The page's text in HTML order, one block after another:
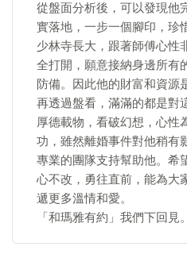
從盤面分析後，可以發現他
實落地，一步一個腳印，珍
少林寺長大，跟著師傅心性
全打開，願意接納身邊所有
防備。因此他的財富和資源
再透過盤看，滿滿的都是對
厚德載物，看破幻想，心性
功，雖然離婚事件對他稍有
專業的團隊支持幫助他。希
心不改，勇往直前，能為大
遞更多溫情和愛。
「和瑪雅有約」我們下回見。